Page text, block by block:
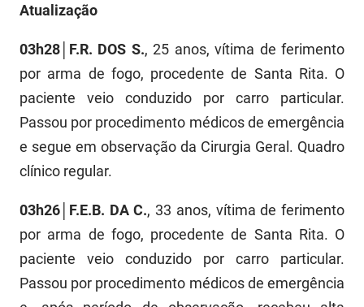
Rádio Tabajara
SUPLAN
UEPB
Atualização
03h28│F.R. DOS S., 25 anos, vítima de ferimento
por arma de fogo, procedente de Santa Rita. O
paciente veio conduzido por carro particular.
Passou por procedimento médicos de emergência
e segue em observação da Cirurgia Geral. Quadro
clínico regular.
03h26│F.E.B. DA C., 33 anos, vítima de ferimento
por arma de fogo, procedente de Santa Rita. O
paciente veio conduzido por carro particular.
Passou por procedimento médicos de emergência